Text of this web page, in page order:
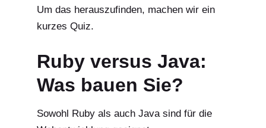
Um das herauszufinden, machen wir ein
kurzes Quiz.
Ruby versus Java:
Was bauen Sie?
Sowohl Ruby als auch Javasind für die